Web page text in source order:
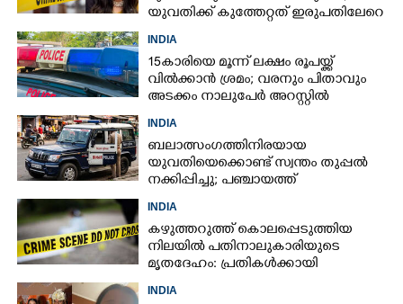
യുവതിക്ക് കുത്തേറ്റത് ഇരുപതിലേറെ
INDIA
15കാരിയെ മൂന്ന് ലക്ഷം രൂപയ്ക്ക്
വിൽക്കാൻ ശ്രമം; വരനും പിതാവും
അടക്കം നാലുപേർ അറസ്റ്റിൽ
INDIA
ബലാത്സംഗത്തിനിരയായ
യുവതിയെക്കൊണ്ട് സ്വന്തം തുപ്പൽ
നക്കിപ്പിച്ചു; പഞ്ചായത്ത്
പൊലീസ്‌
INDIA
കഴുത്തറുത്ത് കൊലപ്പെടുത്തിയ
നിലയിൽ പതിനാലുകാരിയുടെ
മൃതദേഹം: പ്രതികൾക്കായി
INDIA